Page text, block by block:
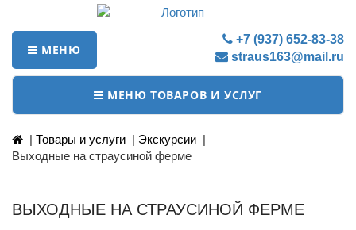
МЕНЮ
+7 (937) 652-83-38
straus163@mail.ru
МЕНЮ ТОВАРОВ И УСЛУГ
| Товары и услуги | Экскурсии |
Выходные на страусиной ферме
ВЫХОДНЫЕ НА СТРАУСИНОЙ ФЕРМЕ